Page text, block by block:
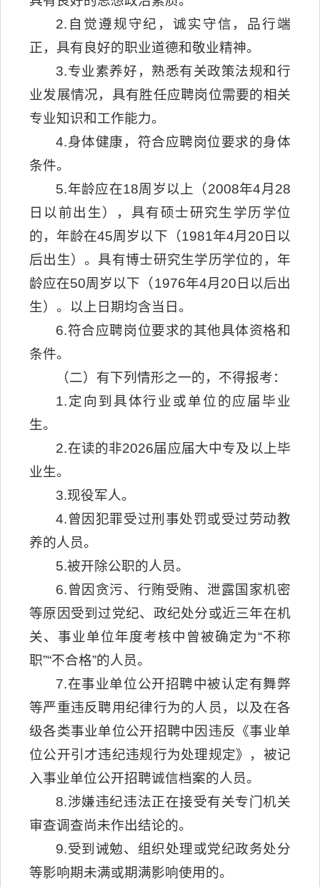
2.自觉遵规守纪，诚实守信，品行端
正，具有良好的职业道德和敬业精神。
3.专业素养好，熟悉有关政策法规和行
业发展情况，具有胜任应聘岗位需要的相关
专业知识和工作能力。
4.身体健康，符合应聘岗位要求的身体
条件。
5.年龄应在18周岁以上（2008年4月28
日以前出生），具有硕士研究生学历学位
的，年龄在45周岁以下（1981年4月20日以
后出生）。具有博士研究生学历学位的，年
龄应在50周岁以下（1976年4月20日以后出
生）。以上日期均含当日。
6.符合应聘岗位要求的其他具体资格和
条件。
（二）有下列情形之一的，不得报考：
1.定向到具体行业或单位的应届毕业
生。
2.在读的非2026届应届大中专及以上毕
业生。
3.现役军人。
4.曾因犯罪受过刑事处罚或受过劳动教
养的人员。
5.被开除公职的人员。
6.曾因贪污、行贿受贿、泄露国家机密
等原因受到过党纪、政纪处分或近三年在机
关、事业单位年度考核中曾被确定为“不称
职”“不合格”的人员。
7.在事业单位公开招聘中被认定有舞弊
等严重违反聘用纪律行为的人员，以及在各
级各类事业单位公开招聘中因违反《事业单
位公开引才违纪违规行为处理规定》，被记
入事业单位公开招聘诚信档案的人员。
8.涉嫌违纪违法正在接受有关专门机关
审查调查尚未作出结论的。
9.受到诫勉、组织处理或党纪政务处分
等影响期未满或期满影响使用的。